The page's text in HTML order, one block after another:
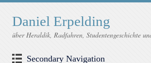
Daniel Erpelding
über Heraldik, Radfahren, Studentengeschichte
Secondary Navigation